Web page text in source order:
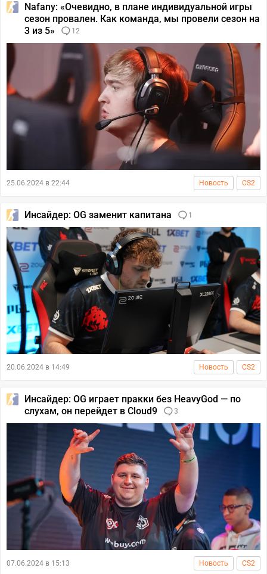
Nafany: «Очевидно, в плане индивидуальной игры
сезон провален. Как команда, мы провели сезон на
3 из 5»
12
25.06.2024 в 22:44 Новость CS2
Инсайдер: OG заменит капитана 1
20.06.2024 в 14:49 Новость CS2
Инсайдер: OG играет пракки без HeavyGod — по
слухам, он перейдет в Cloud9
3
07.06.2024 в 15:13 Новость CS2